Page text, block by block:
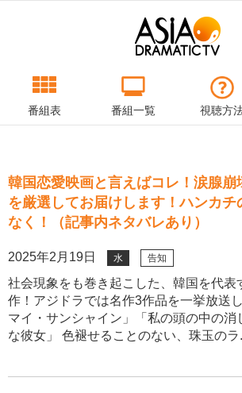
番組表 番組一覧 視聴方
韓国恋愛映画と言えばコレ！涙腺崩
を厳選してお届けします！ハンカチ
なく！（記事内ネタバレあり）
2025年2月19日 水 告知
社会現象をも巻き起こした、韓国を代表
作！アジドラでは名作3作品を一挙放送
マイ・サンシャイン」「私の頭の中の消
な彼女」 色褪せることのない、珠玉のラ